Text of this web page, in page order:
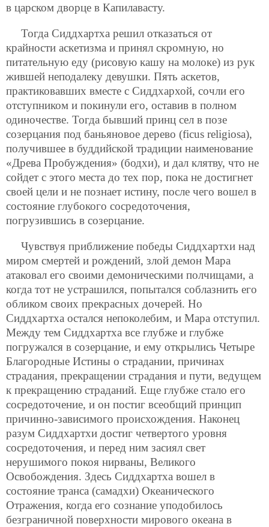
в царском дворце в Капилавасту.
Тогда Сиддхартха решил отказаться от
крайности аскетизма и принял скромную, но
питательную еду (рисовую кашу на молоке) из рук
жившей неподалеку девушки. Пять аскетов,
практиковавших вместе с Сиддхархой, сочли его
отступником и покинули его, оставив в полном
одиночестве. Тогда бывший принц сел в позе
созерцания под баньяновое дерево (ficus religiosa),
получившее в буддийской традиции наименование
«Древа Пробуждения» (бодхи), и дал клятву, что не
сойдет с этого места до тех пор, пока не достигнет
своей цели и не познает истину, после чего вошел в
состояние глубокого сосредоточения,
погрузившись в созерцание.
Чувствуя приближение победы Сиддхартхи над
миром смертей и рождений, злой демон Мара
атаковал его своими демоническими полчищами, а
когда тот не устрашился, попытался соблазнить его
обликом своих прекрасных дочерей. Но
Сиддхартха остался непоколебим, и Мара отступил.
Между тем Сиддхартха все глубже и глубже
погружался в созерцание, и ему открылись Четыре
Благородные Истины о страдании, причинах
страдания, прекращении страдания и пути, ведущем
к прекращению страданий. Еще глубже стало его
сосредоточение, и он постиг всеобщий принцип
причинно-зависимого происхождения. Наконец
разум Сиддхартхи достиг четвертого уровня
сосредоточения, и перед ним засиял свет
нерушимого покоя нирваны, Великого
Освобождения. Здесь Сиддхартха вошел в
состояние транса (самадхи) Океанического
Отражения, когда его сознание уподобилось
безграничной поверхности мирового океана в